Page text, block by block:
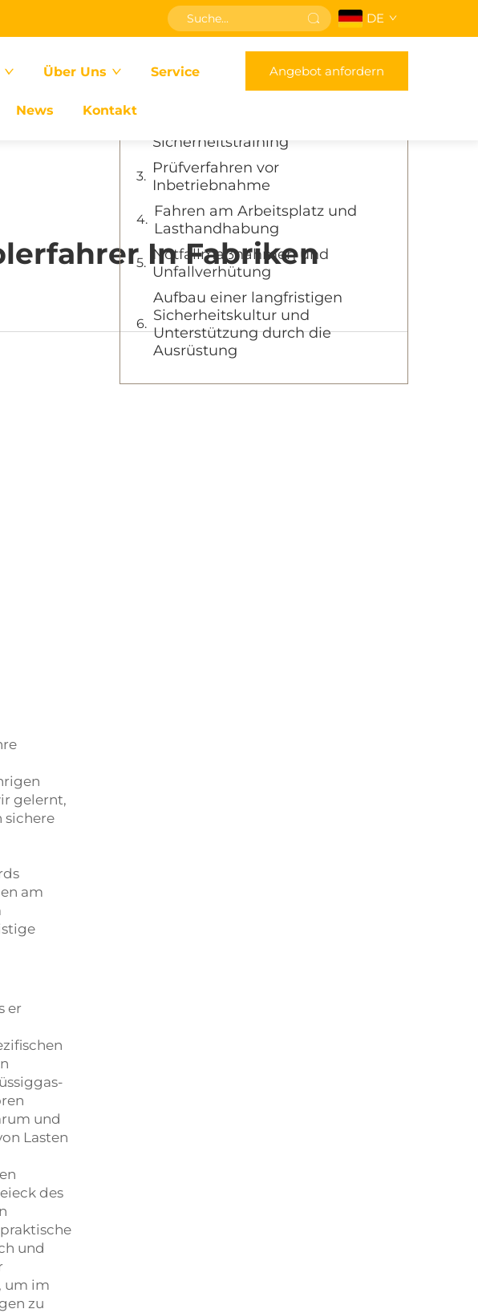
DE
Über Uns Service
News Kontakt
Angebot anfordern
In Fabriken
gelernt,
sichere
am
er
und
Lasten
des
und
um im
zu
Inhaltsverzeichnis
Bedeutung der
Sicherheitstraining
Prüfverfahren vor
Inbetriebnahme
Fahren am Arbeitsplatz und
Lasthandhabung
Notfallmaßnahmen und
Unfallverhütung
Aufbau einer langfristigen
Sicherheitskultur und
Unterstützung durch die
Ausrüstung